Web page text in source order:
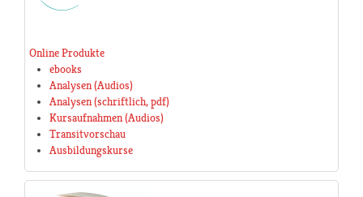
Online Produkte
ebooks
Analysen (Audios)
Analysen (schriftlich, pdf)
Kursaufnahmen (Audios)
Transitvorschau
Ausbildungskurse